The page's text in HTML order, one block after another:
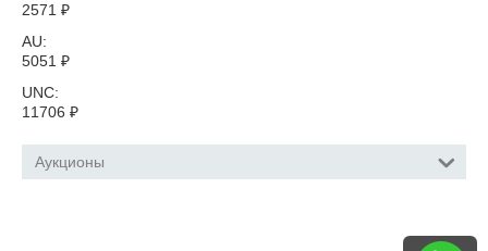
2571 ₽
AU:
5051 ₽
UNC:
11706 ₽
Аукционы